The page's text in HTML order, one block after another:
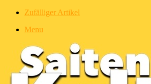
Zufälliger Artikel
Menu